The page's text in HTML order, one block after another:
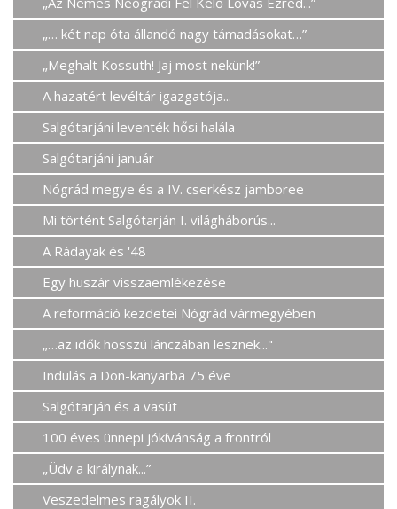
„… két nap óta állandó nagy támadásokat…”
„Meghalt Kossuth! Jaj most nekünk!”
A hazatért levéltár igazgatója...
Salgótarjáni leventék hősi halála
Salgótarjáni január
Nógrád megye és a IV. cserkész jamboree
Mi történt Salgótarján I. világháborús...
A Rádayak és '48
Egy huszár visszaemlékezése
A reformáció kezdetei Nógrád vármegyében
„…az idők hosszú lánczában lesznek..."
Indulás a Don-kanyarba 75 éve
Salgótarján és a vasút
100 éves ünnepi jókívánság a frontról
„Üdv a királynak...”
Veszedelmes ragályok II.